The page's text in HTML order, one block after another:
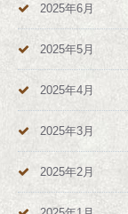
2025年6月
2025年5月
2025年4月
2025年3月
2025年2月